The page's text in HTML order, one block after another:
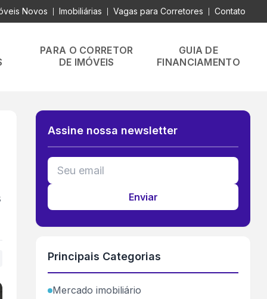
Novos Imobiliárias Vagas para Corretores Contato
PARA O CORRETOR
DE IMÓVEIS
GUIA DE
FINANCIAMENTO
Assine nossa newsletter
Enviar
Principais Categorias
Mercado imobiliário